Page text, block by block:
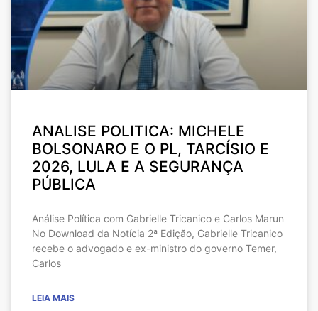
ANALISE POLITICA: MICHELE
BOLSONARO E O PL, TARCÍSIO E
2026, LULA E A SEGURANÇA
PÚBLICA
Análise Política com Gabrielle Tricanico e Carlos Marun
No Download da Notícia 2ª Edição, Gabrielle Tricanico
recebe o advogado e ex-ministro do governo Temer,
Carlos
LEIA MAIS